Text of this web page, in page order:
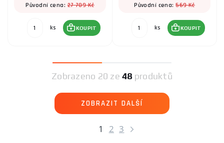
Původní cena:27 709 Kč
ks KOUPIT
Původní cena:569 Kč
ks KOUPIT
1 2 3
Zobrazeno 20 ze48 produktů
ZOBRAZIT DALŠÍ